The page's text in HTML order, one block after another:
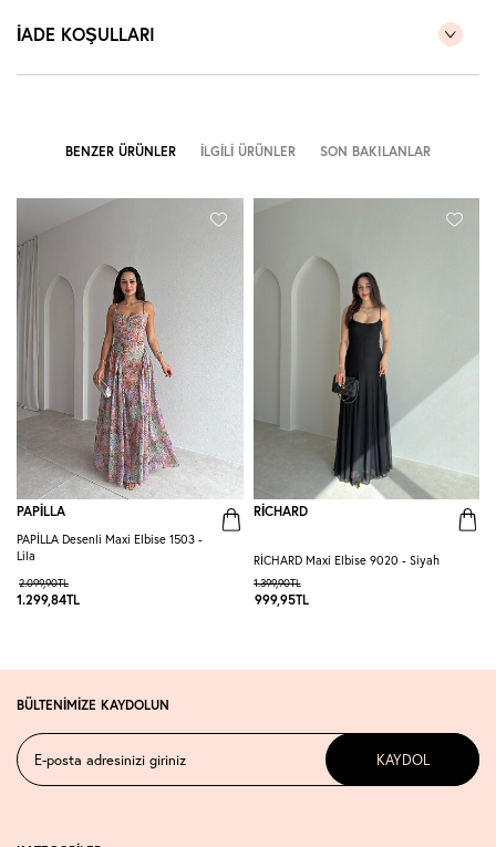
İADE KOŞULLARI
BENZER ÜRÜNLER İLGILI ÜRÜNLER SON BAKILANLAR
PAPİLLA
PAPİLLA Desenli Maxi Elbise 1503 -
Lila
2.099,90TL
1.299,84TL
RİCHARD
RİCHARD Maxi Elbise 9020 - Siyah
1.399,90TL
999,95TL
BÜLTENİMİZE KAYDOLUN
KAYDOL